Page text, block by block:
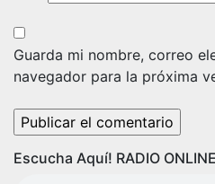
Guarda mi nombre, correo
navegador para la próxima
Escucha Aquí! RADIO ONLINE